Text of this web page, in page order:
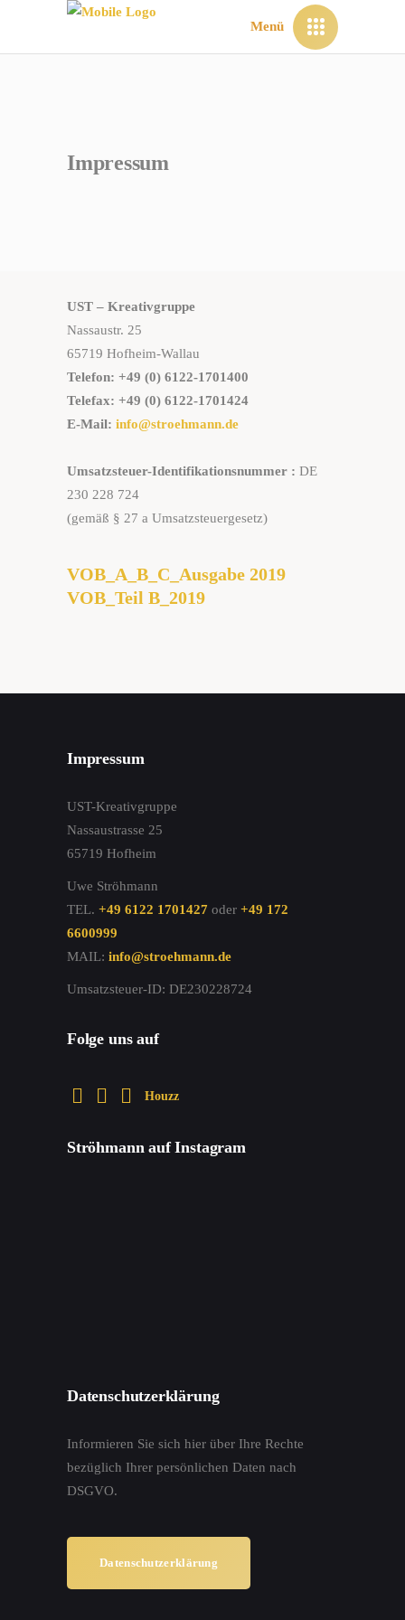
Menü
Impressum
UST – Kreativgruppe
Nassaustr. 25
65719 Hofheim-Wallau
Telefon: +49 (0) 6122-1701400
Telefax: +49 (0) 6122-1701424
E-Mail: info@stroehmann.de
Umsatzsteuer-Identifikationsnummer : DE
230 228 724
(gemäß § 27 a Umsatzsteuergesetz)
VOB_A_B_C_Ausgabe 2019
VOB_Teil B_2019
Impressum
UST-Kreativgruppe
Nassaustrasse 25
65719 Hofheim
Uwe Ströhmann
TEL. +49 6122 1701427 oder +49 172
6600999
MAIL: info@stroehmann.de
Umsatzsteuer-ID: DE230228724
Folge uns auf
Houzz
Ströhmann auf Instagram
Datenschutzerklärung
Informieren Sie sich hier über Ihre Rechte
bezüglich Ihrer persönlichen Daten nach
DSGVO.
Datenschutzerklärung